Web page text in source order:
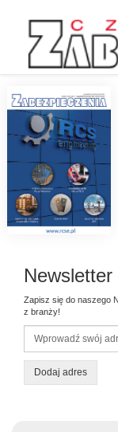
Przejdź
Newsletter
Zapisz się do naszego
z branży!
Dodaj adres